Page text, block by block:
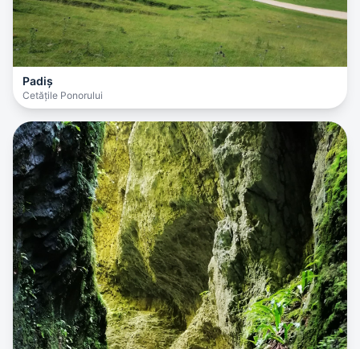
Padiș
Cetățile Ponorului